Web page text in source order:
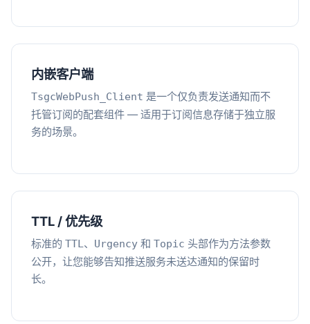
内嵌客户端
TsgcWebPush_Client 是一个仅负责发送通知而不
托管订阅的配套组件 — 适用于订阅信息存储于独立服
务的场景。
TTL / 优先级
标准的 TTL、 Urgency 和 Topic 头部作为方法参数
公开，让您能够告知推送服务未送达通知的保留时
长。